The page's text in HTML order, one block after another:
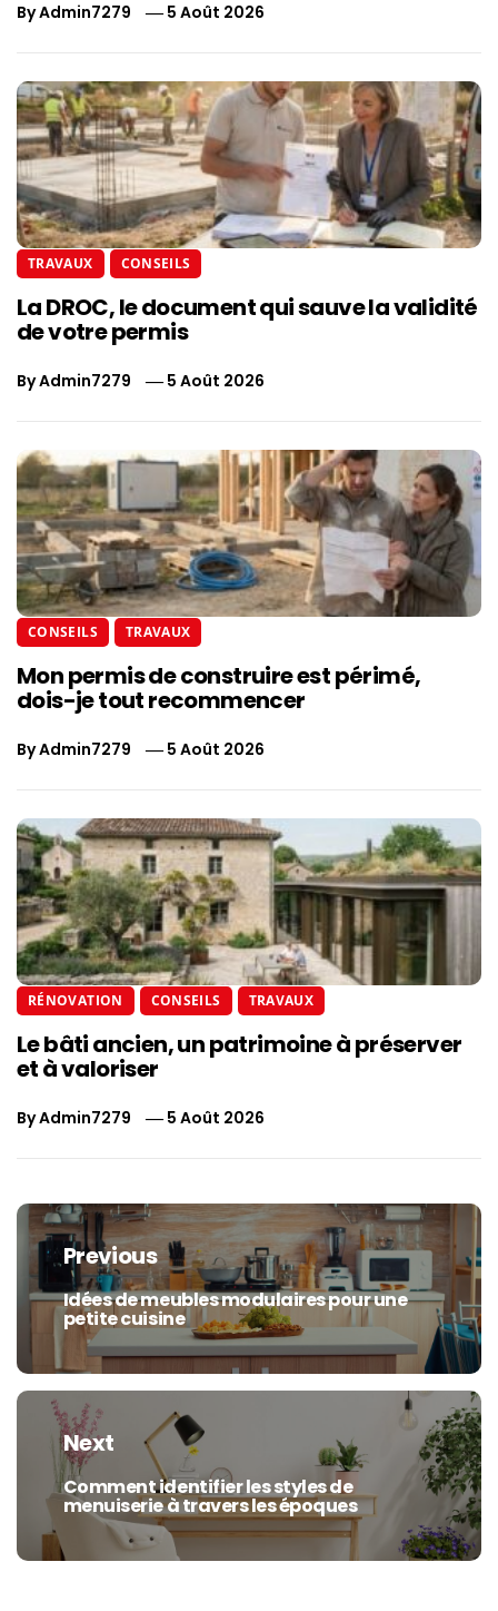
ByAdmin7279 5 Août 2026
TRAVAUX CONSEILS
La DROC, le document qui sauve la validité
de votre permis
ByAdmin7279 5 Août 2026
CONSEILS TRAVAUX
Mon permis de construire est périmé,
dois-je tout recommencer
ByAdmin7279 5 Août 2026
RÉNOVATION CONSEILS TRAVAUX
Le bâti ancien, un patrimoine à préserver
et à valoriser
ByAdmin7279 5 Août 2026
Navigation
de
l’article
Previous
Previous
post:
Idées de meubles modulaires pour une
petite cuisine
Next
Next
post:
Comment identifier les styles de
menuiserie à travers les époques